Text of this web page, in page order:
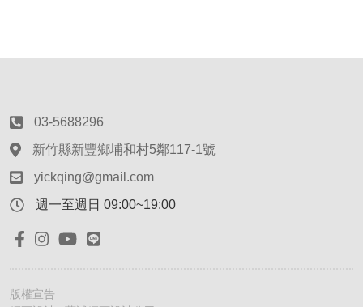
03-5688296
新竹縣新豐鄉埔和村5鄰117-1號
yickqing@gmail.com
週一至週日 09:00~19:00
版權宣告